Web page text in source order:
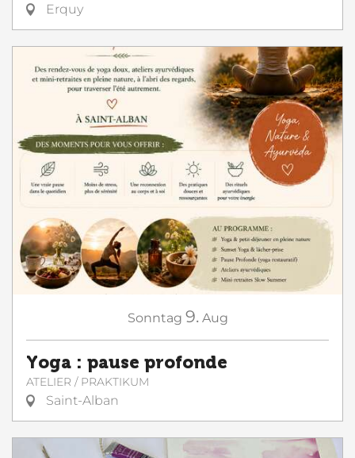
Erquy
Sonntag 9. Aug
Yoga : pause profonde
ATELIER / PRAKTIKUM
Saint-Alban